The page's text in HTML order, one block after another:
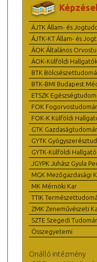
ÁJTK Állam- és
ÁJTK-KT Állam- és
ÁOK Általános
ÁOK-Külföldi
BTK
BTK-BMI Budapest
ETSZK
FOK
FOK-K Külföldi
GTK
GYTK
GYTK-Külföldi
JGYPK Juhász Gyula
MGK Mezőgazdasági
MK Mérnöki Kar
TTIK
ZMK Zeneművészeti
SZTE Szegedi
Összegyetemi
Önálló intézmény